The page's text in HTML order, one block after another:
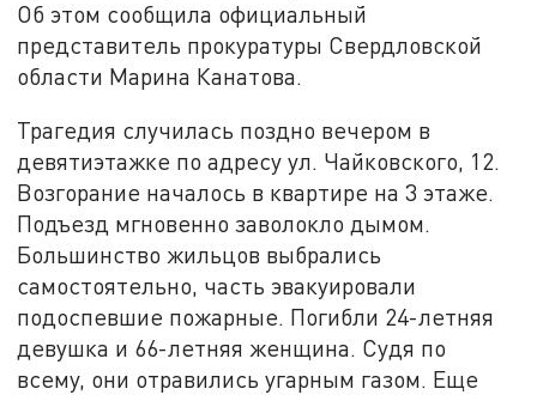
Об этом сообщила официальный
представитель прокуратуры Свердловской
области Марина Канатова.
Трагедия случилась поздно вечером в
девятиэтажке по адресу ул. Чайковского, 12.
Возгорание началось в квартире на 3 этаже.
Подъезд мгновенно заволокло дымом.
Большинство жильцов выбрались
самостоятельно, часть эвакуировали
подоспевшие пожарные. Погибли 24-летняя
девушка и 66-летняя женщина. Судя по
всему, они отравились угарным газом. Еще